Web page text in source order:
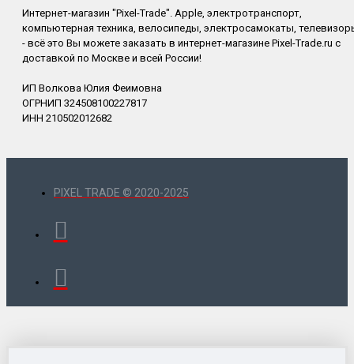
Интернет-магазин "Pixel-Trade". Apple, электротранспорт,
компьютерная техника, велосипеды, электросамокаты,
- всё это Вы можете заказать в интернет-магазине Pixel-Trade.ru с
доставкой по Москве и всей России!
ИП Волкова Юлия Феимовна
ОГРНИП 324508100227817
ИНН 210502012682
PIXEL TRADE © 2020-2025